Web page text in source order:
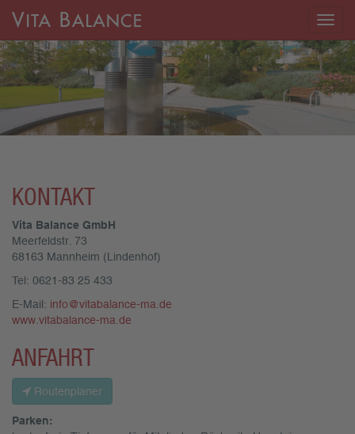
KONTAKT
Vita Balance GmbH
Meerfeldstr. 73
68163 Mannheim (Lindenhof)
Tel: 0621-83 25 433
E-Mail: info@vitabalance-ma.de
www.vitabalance-ma.de
ANFAHRT
Routenplaner
Parken: